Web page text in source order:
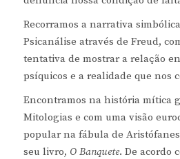
Recorramos a narrativa
Psicanálise através de Freud,
tentativa de mostrar a relação
psíquicos e a realidade que nos
Encontramos na história mítica
Mitologias e com uma visão
popular na fábula de
seu livro, O Banquete. De acordo